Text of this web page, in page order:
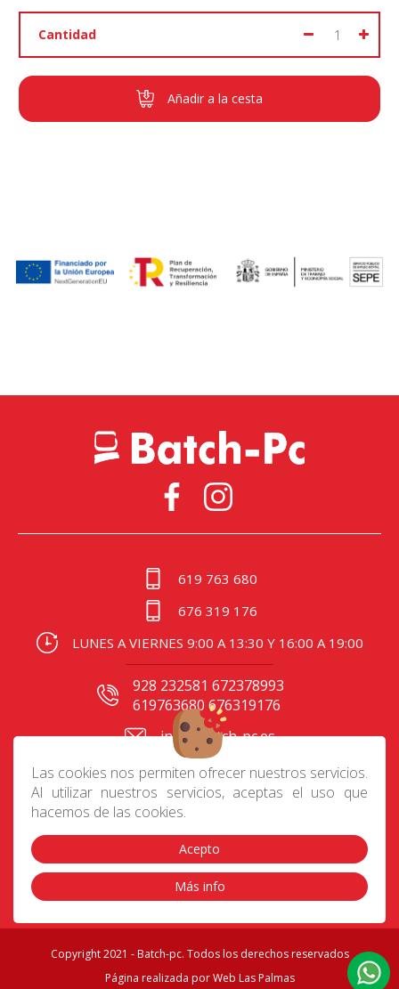
Las cookies nos permiten ofrecer nuestros servicios.
Al utilizar nuestros servicios, aceptas el uso que
hacemos de las cookies.
Acepto
Más info
Cantidad
Añadir a la cesta
619 763 680
676 319 176
LUNES A VIERNES 9:00 A 13:30 Y 16:00 A 19:00
928 232581 672378993
619763680 676319176
info@batch-pc.es
C/ Gral. Mas de Gaminde
24 35006, Las Palmas
Contacto Aviso Legal|Política de privacidad
|
Preguntas frecuentes|Envíos|Devoluciones|
Condiciones de compra
Copyright 2021 - Batch-pc. Todos los derechos reservados
Página realizada porWeb Las Palmas